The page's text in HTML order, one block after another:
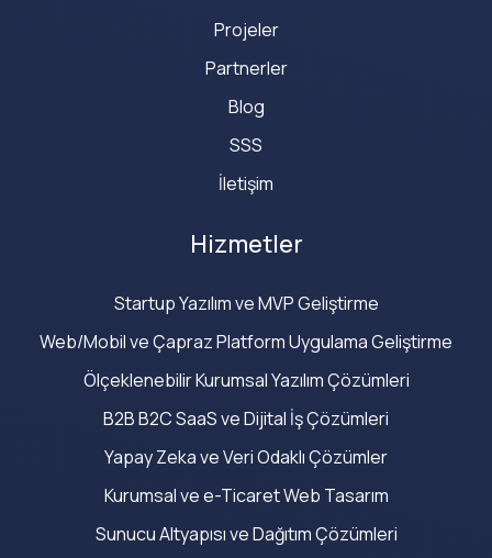
Projeler
Partnerler
Blog
SSS
İletişim
Hizmetler
Startup Yazılım ve MVP Geliştirme
Web/Mobil ve Çapraz Platform Uygulama Geliştirme
Ölçeklenebilir Kurumsal Yazılım Çözümleri
B2B B2C SaaS ve Dijital İş Çözümleri
Yapay Zeka ve Veri Odaklı Çözümler
Kurumsal ve e-Ticaret Web Tasarım
Sunucu Altyapısı ve Dağıtım Çözümleri